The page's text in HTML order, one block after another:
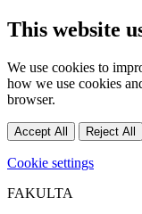
This website
We use cookies to
how we use cookies
browser.
Accept All Reject All
Cookie settings
FAKULTA